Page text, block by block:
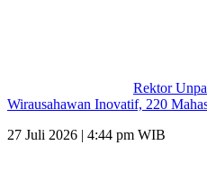
Rektor
Wirausahawan Inovatif, 220
27 Juli 2026 | 4:44 pm WIB